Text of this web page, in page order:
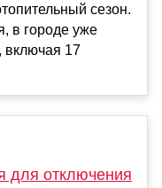
сезон.
в городе уже
включая 17
для отключения